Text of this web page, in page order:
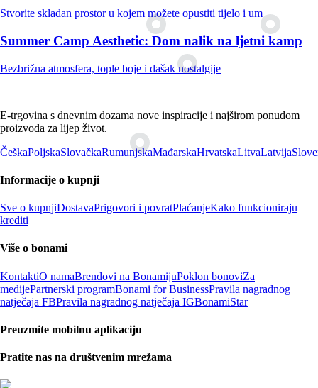
Stvorite skladan prostor u kojem možete opustiti tijelo i um
Summer Camp Aesthetic: Dom nalik na ljetni kamp
Bezbrižna atmosfera, tople boje i dašak nostalgije
E-trgovina s dnevnim dozama nove inspiracije i najširom ponudom
proizvoda za lijep život.
ČeškaPoljskaSlovačkaRumunjskaMađarskaHrvatskaLitvaLatvija
Informacije o kupnji
Sve o kupnjiDostavaPrigovori i povratPlaćanjeKako funkcioniraju
krediti
Više o bonami
KontaktiO namaBrendovi na BonamijuPoklon bonoviZa
medijePartnerski programBonami for BusinessPravila nagradnog
natječaja FBPravila nagradnog natječaja IGBonamiStar
Preuzmite mobilnu aplikaciju
Pratite nas na društvenim mrežama